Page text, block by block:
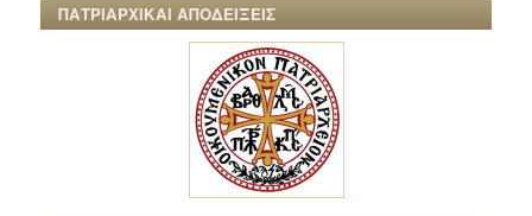
ΠΑΤΡΙΑΡΧΙΚΑΙ ΑΠΟΔΕΙΞΕΙΣ